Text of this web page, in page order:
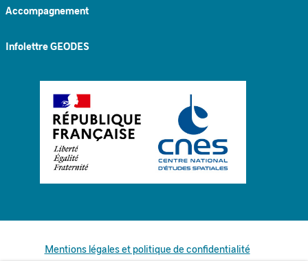
Accompagnement
Infolettre GEODES
Mentions légales et politique de confidentialité